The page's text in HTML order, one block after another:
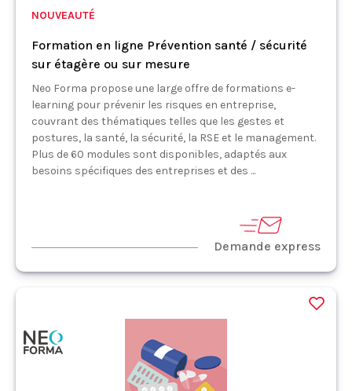
NOUVEAUTÉ
Formation en ligne Prévention santé / sécurité
sur étagère ou sur mesure
Neo Forma propose une large offre de formations e-
learning pour prévenir les risques en entreprise,
couvrant des thématiques telles que les gestes et
postures, la santé, la sécurité, la RSE et le management.
Plus de 60 modules sont disponibles, adaptés aux
besoins spécifiques des entreprises et des ...
Demande express